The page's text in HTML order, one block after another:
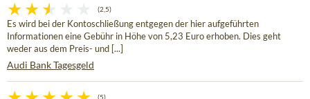
(2,5)
Es wird bei der Kontoschließung entgegen der hier aufgeführten
Informationen eine Gebühr in Höhe von 5,23 Euro erhoben. Dies geht
weder aus dem Preis- und [...]
Audi Bank Tagesgeld
(5)